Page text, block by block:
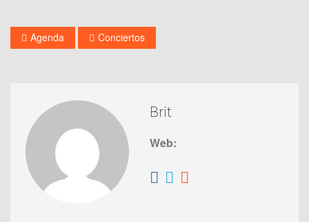
Agenda Conciertos
Brit
Web: